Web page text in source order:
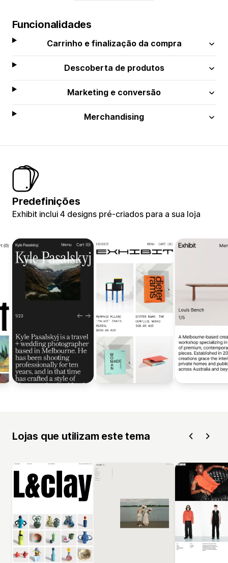
Funcionalidades
Carrinho e finalização da compra
Descoberta de produtos
Marketing e conversão
Merchandising
Predefinições
Exhibit inclui 4 designs pré-criados para a sua loja
Lojas que utilizam este tema